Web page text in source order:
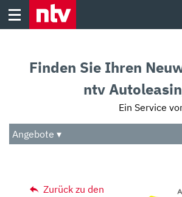
Skip
Audio
Das Beste
Finden Sie Ihren
ntv
Ein Service
Angebote ▾
Zurück zu den